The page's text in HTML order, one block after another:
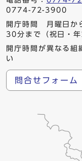
0774-72-3900
開庁時間 月曜日か
30分まで（祝日・年
開庁時間が異なる組
い
問合せフォーム